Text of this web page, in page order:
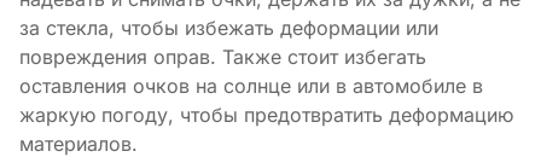
за стекла, чтобы избежать деформации или
повреждения оправ. Также стоит избегать
оставления очков на солнце или в автомобиле в
жаркую погоду, чтобы предотвратить деформацию
материалов.